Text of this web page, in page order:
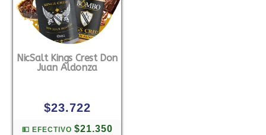
NicSalt Kings Crest Don
Juan Aldonza
$23.722
💵 EFECTIVO $21.350